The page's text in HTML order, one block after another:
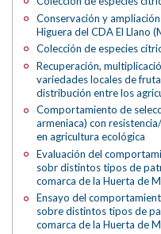
Conservación y
Higuera del CDA El Llano
Colección de especies
Recuperación,
variedades locales de
distribución entre los
Comportamiento de
armeniaca) con
en agricultura ecológica
Evaluación del
sobr distintos tipos de
comarca de la Huerta de
Ensayo del
sobre distintos tipos de
comarca de la Huerta de